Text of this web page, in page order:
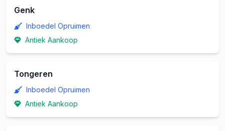
Genk
Inboedel Opruimen
Antiek Aankoop
Tongeren
Inboedel Opruimen
Antiek Aankoop